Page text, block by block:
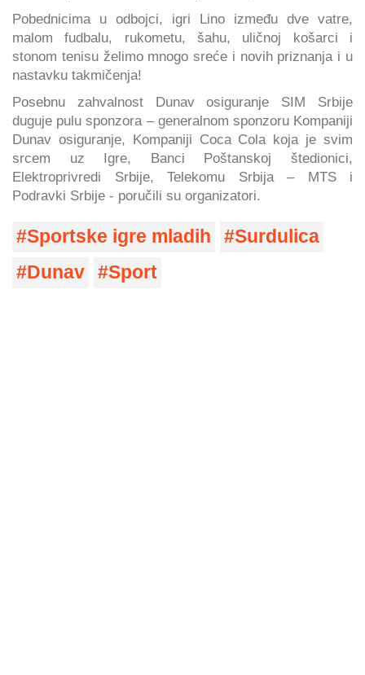
Pobednicima u odbojci, igri Lino između dve vatre,
malom fudbalu, rukometu, šahu, uličnoj košarci i
stonom tenisu želimo mnogo sreće i novih priznanja i u
nastavku takmičenja!
Posebnu zahvalnost Dunav osiguranje SIM Srbije
duguje pulu sponzora – generalnom sponzoru Kompaniji
Dunav osiguranje, Kompaniji Coca Cola koja je svim
srcem uz Igre, Banci Poštanskoj štedionici,
Elektroprivredi Srbije, Telekomu Srbija – MTS i
Podravki Srbije - poručili su organizatori.
Sportske igre mladih
Surdulica
Dunav
Sport